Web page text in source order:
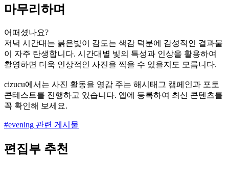
마무리하며
어떠셨나요?
저녁 시간대는 붉은빛이 감도는 색감 덕분에 감성적인 결과물
이 자주 탄생합니다. 시간대별 빛의 특성과 인상을 활용하여
촬영하면 더욱 인상적인 사진을 찍을 수 있을지도 모릅니다.
cizucu에서는 사진 활동을 영감 주는 해시태그 캠페인과 포토
콘테스트를 진행하고 있습니다. 앱에 등록하여 최신 콘텐츠를
꼭 확인해 보세요.
#evening 관련 게시물
편집부 추천